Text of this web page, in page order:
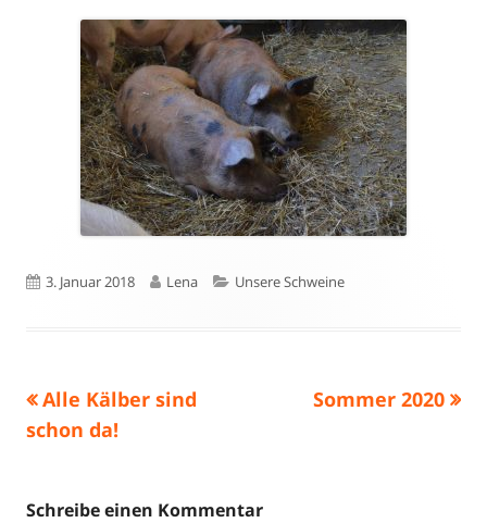
Veröffentlicht
3. Januar 2018 Autor
Lena Kategorien
Unsere Schweine
Beitragsnavigation
Vorheriger
Beitrag:
Alle Kälber sind
schon da!
Nächster
Sommer 2020
Schreibe einen Kommentar